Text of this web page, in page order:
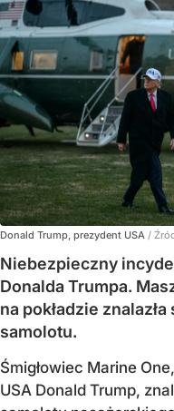
Donald Trump, prezydent USA /
Niebezpieczny
Donalda Trumpa.
na pokładzie
samolotu.
Śmigłowiec Marine
USA Donald Trump,